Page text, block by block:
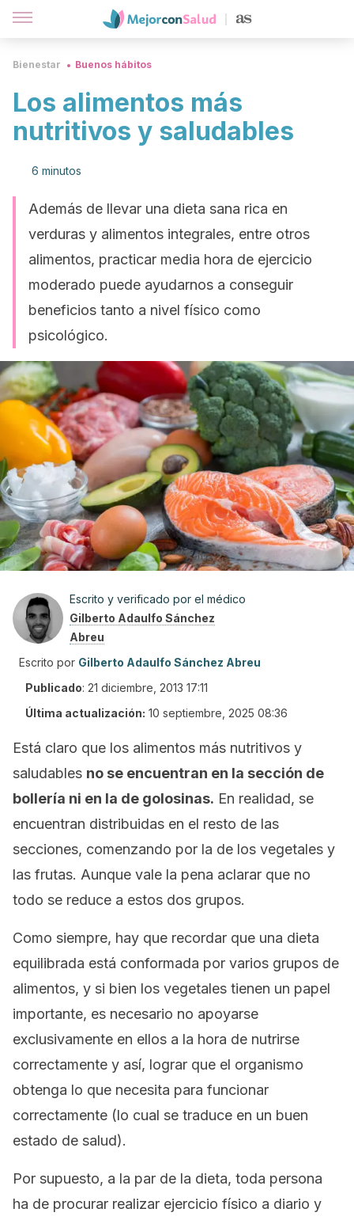
Bienestar Buenos hábitos
Los alimentos más
nutritivos y saludables
6 minutos
Además de llevar una dieta sana rica en
verduras y alimentos integrales, entre otros
alimentos, practicar media hora de ejercicio
moderado puede ayudarnos a conseguir
beneficios tanto a nivel físico como
psicológico.
Escrito y verificado por el médico
Gilberto Adaulfo Sánchez
Abreu
Escrito por Gilberto Adaulfo Sánchez Abreu
Publicado: 21 diciembre, 2013 17:11
Última actualización: 10 septiembre, 2025 08:36
Está claro que los alimentos más nutritivos y
saludables no se encuentran en la sección de
bollería ni en la de golosinas. En realidad, se
encuentran distribuidas en el resto de las
secciones, comenzando por la de los vegetales y
las frutas. Aunque vale la pena aclarar que no
todo se reduce a estos dos grupos.
Como siempre, hay que recordar que una dieta
equilibrada está conformada por varios grupos de
alimentos, y si bien los vegetales tienen un papel
importante, es necesario no apoyarse
exclusivamente en ellos a la hora de nutrirse
correctamente y así, lograr que el organismo
obtenga lo que necesita para funcionar
correctamente (lo cual se traduce en un buen
estado de salud).
Por supuesto, a la par de la dieta, toda persona
ha de procurar realizar ejercicio físico a diario y